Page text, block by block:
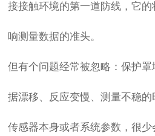
接接触环境的第一道防线，它
响测量数据的准头。
但有个问题经常被忽略：保护
据漂移、反应变慢、测量不稳
传感器本身或者系统参数，很少